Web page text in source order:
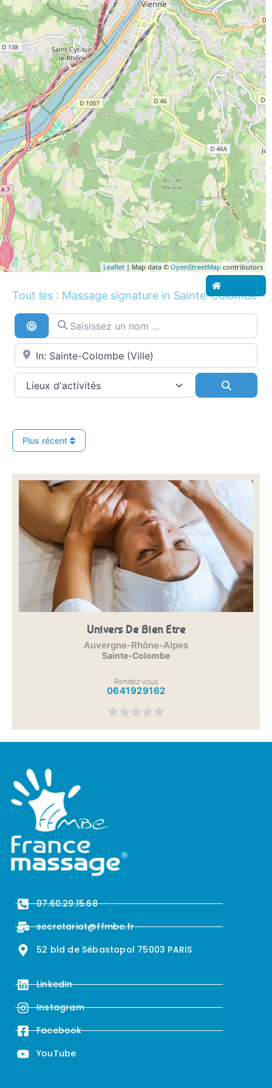
Leaflet | Map data © OpenStreetMap contributors
Tout les : Massage signature in Sainte-Colombe
Recherche par distance
Saisissez un nom ...
Proche de...
Plus récent
Univers De Bien Etre
Auvergne-Rhône-Alpes
Sainte-Colombe
Rendez-vous
0641929162
07.60.29.15.68
secretariat@ffmbe.fr
52 bld de Sébastopol 75003 PARIS
LinkedIn
Instagram
Facebook
YouTube